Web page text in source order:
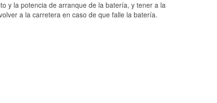
y la potencia de arranque de la batería, y tener a la
a la carretera en caso de que falle la batería.